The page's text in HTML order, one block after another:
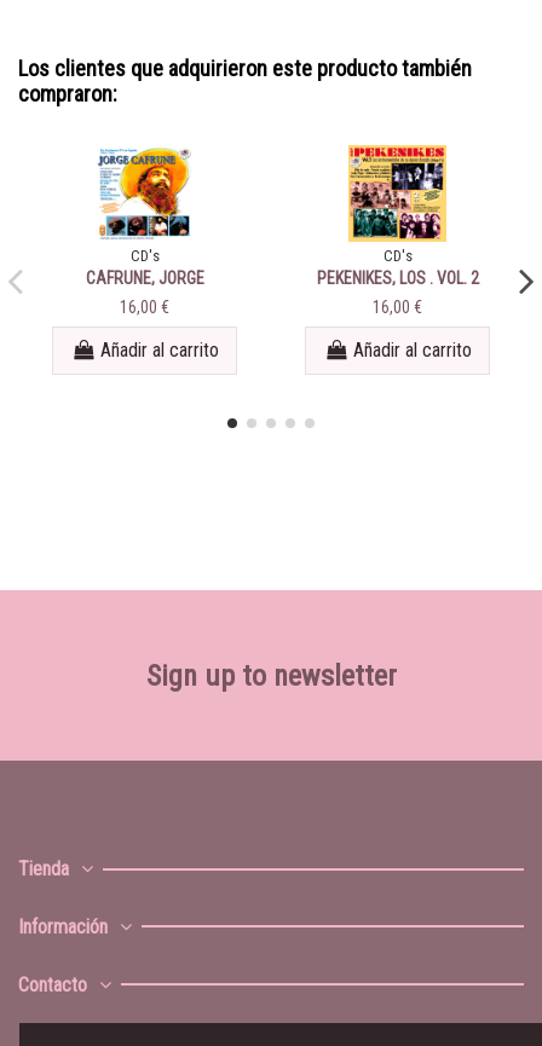
Los clientes que adquirieron este producto también
compraron:
CD's
CAFRUNE, JORGE
16,00 €
Añadir al carrito
CD's
PEKENIKES, LOS . VOL. 2
16,00 €
Añadir al carrito
Sign up to newsletter
Tienda
Información
Contacto